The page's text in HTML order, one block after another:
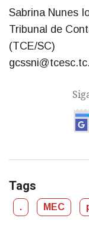
Sabrina Nunes
Tribunal de
(TCE/SC)
Tags
. MEC